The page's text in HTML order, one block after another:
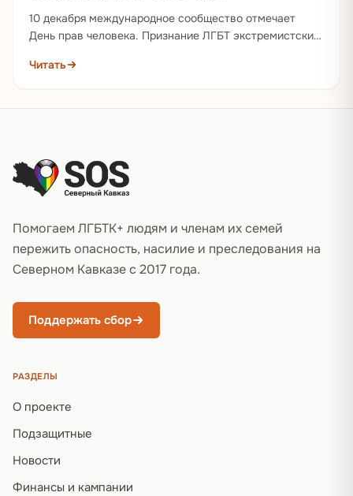
10 декабря международное сообщество отмечает
День прав человека. Признание ЛГБТ экстремистским
о том, что страна…
Читать
Помогаем ЛГБТК+ людям и членам их семей
пережить опасность, насилие и преследования на
Северном Кавказе с 2017 года.
Поддержать сбор
РАЗДЕЛЫ
О проекте
Подзащитные
Новости
Финансы и кампании